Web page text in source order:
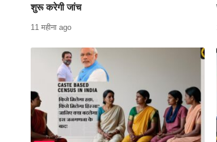
शुरू करेगी जांच
11 महीना ago